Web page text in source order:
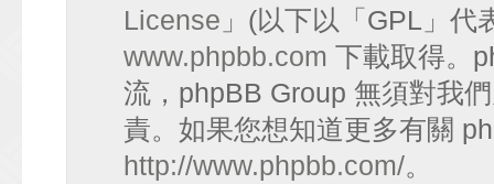
License 」(以下以「GPL」代
www.phpbb.com 下載取得。
流，phpBB Group 無須對我
責。如果您想知道更多有關
http://www.phpbb.com/。